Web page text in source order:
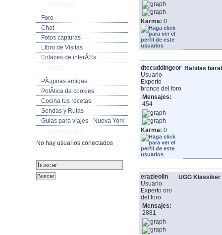
Foro
Chat
Fotos capturas
Libro de Visitas
Enlaces de interÃ©s
PÃ¡ginas amigas
PolÃ­tica de cookies
Cocina tus recetas
Sendas y Rutas
Guias para viajes - Nueva York
No hay usuarios conectados
Karma: 0
dtecuddingeor
Usuario
Experto
bronce del foro
Mensajes:
454
Karma: 0
Batidas
erazleolin
Usuario
Experto oro
del foro
Mensajes:
2881
UGG